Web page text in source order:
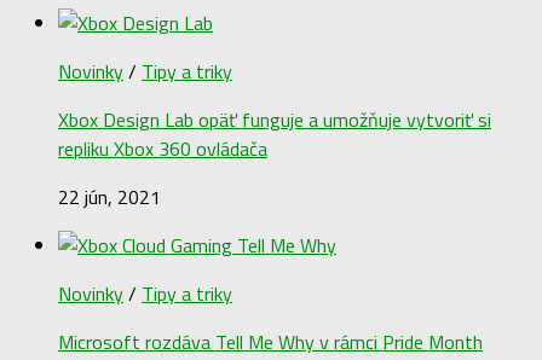
Novinky/ Tipy a triky
Xbox Design Lab opäť funguje a umožňuje vytvoriť si
repliku Xbox 360 ovládača
22 jún, 2021
Novinky/ Tipy a triky
Microsoft rozdáva Tell Me Why v rámci Pride Month